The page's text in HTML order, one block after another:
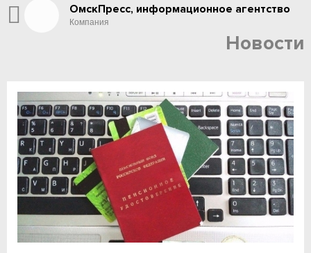
ОмскПресс, информационное агентство
Компания
Новости